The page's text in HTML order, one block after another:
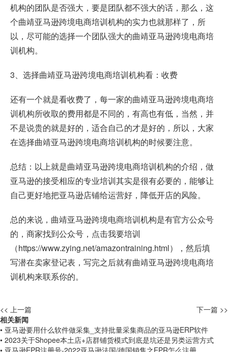
机构的团队是否强大，要是团队都不强大的话，那么，这
个曲靖亚马逊跨境电商培训机构的实力也就那样了，所
以，尽可能的选择一个团队强大的曲靖亚马逊跨境电商培
训机构。
3、选择曲靖亚马逊跨境电商培训机构看：收费
还有一个就是看收费了，每一家的曲靖亚马逊跨境电商培
训机构所收取的费用都是不同的，有高也有低，当然，并
不是说贵的就是好的，适合自己的才是好的，所以，大家
在选择曲靖亚马逊跨境电商培训机构的时候要注意。
总结：以上就是曲靖亚马逊跨境电商培训机构的介绍，做
亚马逊的接受相应的专业培训其实是很有必要的，能够让
自己更好地把亚马逊店铺给运营好，降低开店的风险。
总的来说，曲靖亚马逊跨境电商培训机构是有官方公众号
的，商家找到公众号，点击我要培训
（https://www.zying.net/amazontraining.html），然后填
写潜在卖家登记表，写完之后就有曲靖亚马逊跨境电商培
训机构来联系你的。
<< 上一篇
下一篇 >>
相关新闻
• 亚马逊要用什么软件做采集_支持批量采集商品的亚马逊ERP软件
• 2023关于Shopee本土店+店群铺货模式到底是坑还是另类运营方式